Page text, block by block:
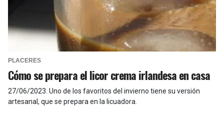
PLACERES
Cómo se prepara el licor crema irlandesa en casa
27/06/2023 Uno de los favoritos del invierno tiene su versión
artesanal, que se prepara en la licuadora.